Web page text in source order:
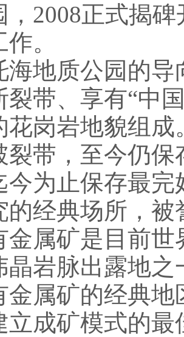
2008正式揭碑
。
海地质公园的
裂带、享有“中
花岗岩地貌组成
裂带，至今仍
今为止保存最
的经典场所，
金属矿是目前
晶岩脉出露地
金属矿的经典
立成矿模式的